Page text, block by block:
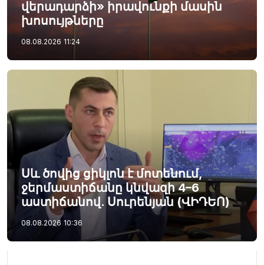
վերադարձի» իրավունքի մասին
խոսույթները
08.08.2026 11:24
Սև ծովից ցիկլոն է մոտենում,
ջերմաստիճանը կնվազի 4–6
աստիճանով. Սուրենյան (ՎԻԴԵՈ)
08.08.2026 10:36